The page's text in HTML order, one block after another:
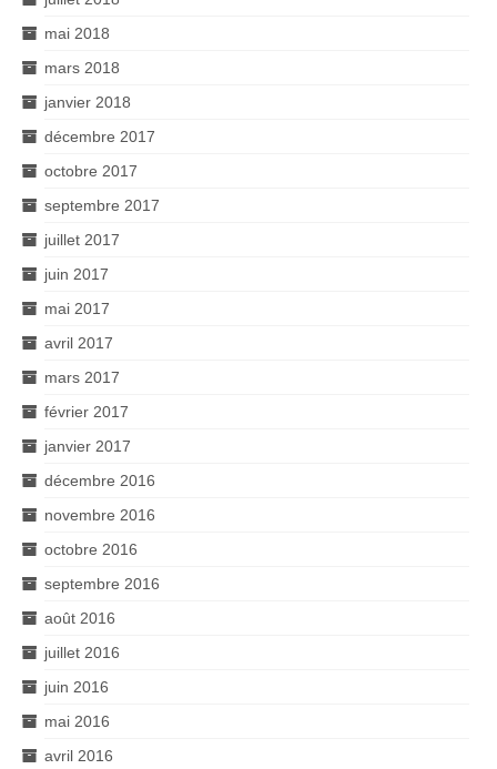
mai 2018
mars 2018
janvier 2018
décembre 2017
octobre 2017
septembre 2017
juillet 2017
juin 2017
mai 2017
avril 2017
mars 2017
février 2017
janvier 2017
décembre 2016
novembre 2016
octobre 2016
septembre 2016
août 2016
juillet 2016
juin 2016
mai 2016
avril 2016